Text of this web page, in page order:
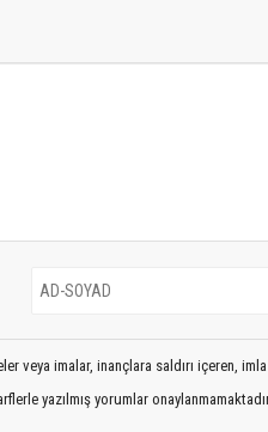
veya imalar, inançlara saldırı içeren,
yazılmış yorumlar